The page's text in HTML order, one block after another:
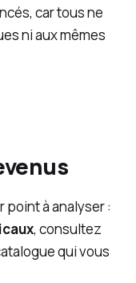
car tous ne
ni aux mêmes
à analyser :
, consultez
qui vous